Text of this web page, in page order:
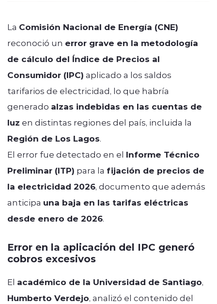
La Comisión Nacional de Energía (CNE)
reconoció un error grave en la metodología
de cálculo del Índice de Precios al
Consumidor (IPC) aplicado a los saldos
tarifarios de electricidad, lo que habría
generado alzas indebidas en las cuentas de
luz en distintas regiones del país, incluida la
Región de Los Lagos.
El error fue detectado en el Informe Técnico
Preliminar (ITP) para la fijación de precios de
la electricidad 2026, documento que además
anticipa una baja en las tarifas eléctricas
desde enero de 2026.
Error en la aplicación del IPC generó
cobros excesivos
El académico de la Universidad de Santiago,
Humberto Verdejo, analizó el contenido del